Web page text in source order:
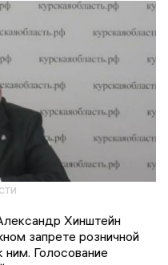
Хинштейн
запрете розничной
Голосование